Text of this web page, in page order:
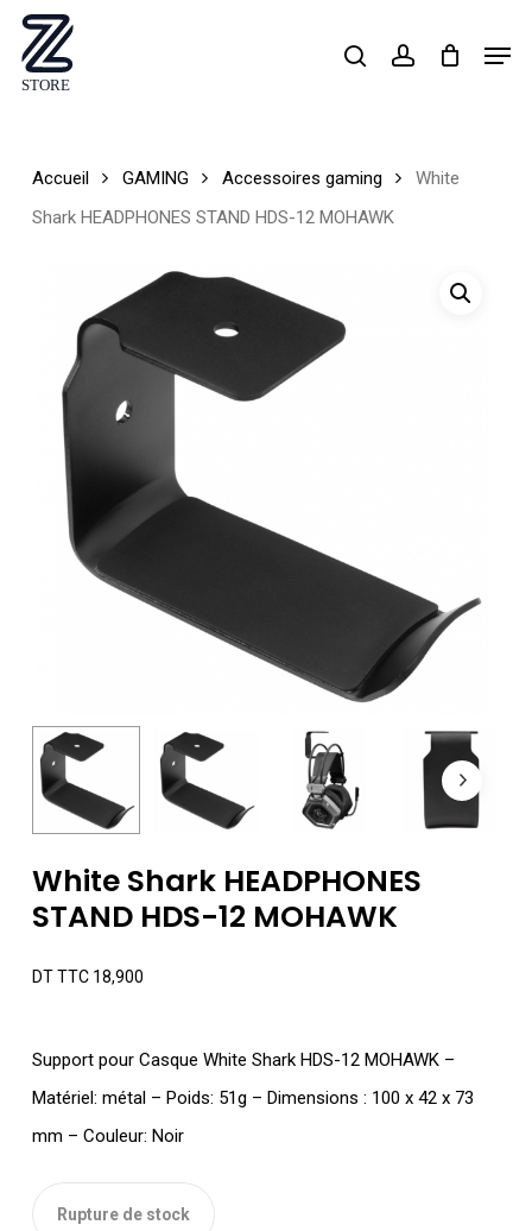
Skip
main
searchaccount
Accueil GAMING Accessoires gaming
White
Shark HEADPHONES STAND HDS-12 MOHAWK
White Shark HEADPHONES
STAND HDS-12 MOHAWK
DT TTC18,900
Support pour Casque White Shark HDS-12 MOHAWK –
Matériel: métal – Poids: 51g – Dimensions : 100 x 42 x 73
mm – Couleur: Noir
Rupture de stock